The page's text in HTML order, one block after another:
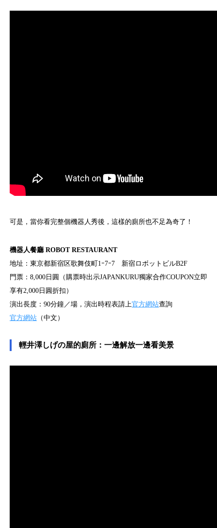
可是，當你看完整個機器人秀後，這樣的廁所也不足為奇了！
機器人餐廳 ROBOT RESTAURANT
地址：東京都新宿区歌舞伎町1ｰ7ｰ7 新宿ロボットビルB2F
門票：8,000日圓（購票時出示JAPANKURU獨家合作COUPON立即
享有2,000日圓折扣）
演出長度：90分鐘／場，演出時程表請上官方網站查詢
官方網站 （中文）
輕井澤しげの屋的廁所：一邊解放一邊看美景